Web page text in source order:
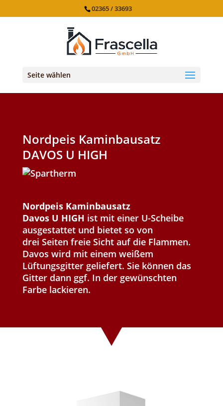
02365 / 33693
Seite wählen
Nordpeis Kaminbausatz
DAVOS U HIGH
Nordpeis Kaminbausatz
Davos U HIGH ist mit einer U-Scheibe
ausgestattet und bietet so von
drei Seiten freie Sicht auf die Flammen.
Davos wird mit einem weißem
Lüftungsgitter geliefert. Sie können das
Gitter dann ggf. In der gewünschten
Farbe lackieren.